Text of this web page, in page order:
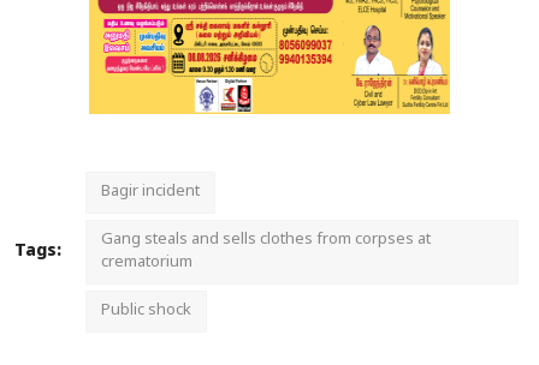
Tags:
Bagir incident
Gang steals and sells clothes from corpses at
crematorium
Public shock